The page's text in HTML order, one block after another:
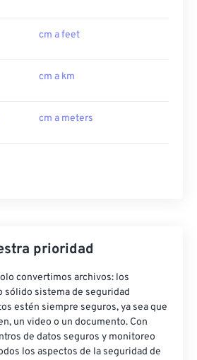
cm a feet
cm a km
cm a meters
prioridad
convertimos archivos: los
sólido sistema de seguridad
estén siempre seguros, ya sea que
un video o un documento. Con
de datos seguros y monitoreo
los aspectos de la seguridad de